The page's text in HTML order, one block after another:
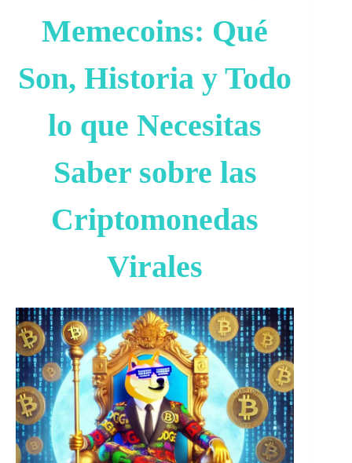
Memecoins: Qué
Son, Historia y Todo
lo que Necesitas
Saber sobre las
Criptomonedas
Virales